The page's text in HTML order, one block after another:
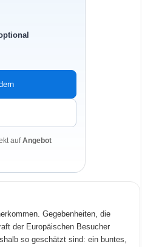
aufAngebot
Gegebenheiten, die
der Europäischen Besucher
so geschätzt sind: ein buntes,